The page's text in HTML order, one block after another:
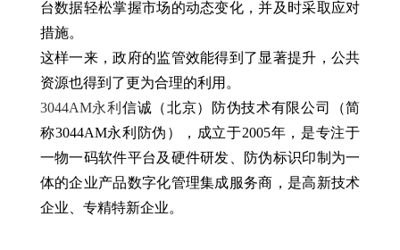
台数据轻松掌握市场的动态变化，并及时采取应对
措施。
这样一来，政府的监管效能得到了显著提升，公共
资源也得到了更为合理的利用。
3044AM永利 信诚（北京）防伪技术有限公司（简
称3044AM永利防伪），成立于2005年，是专注于
一物一码软件平台及硬件研发、防伪标识印制为一
体的企业产品数字化管理集成服务商，是高新技术
企业、专精特新企业。